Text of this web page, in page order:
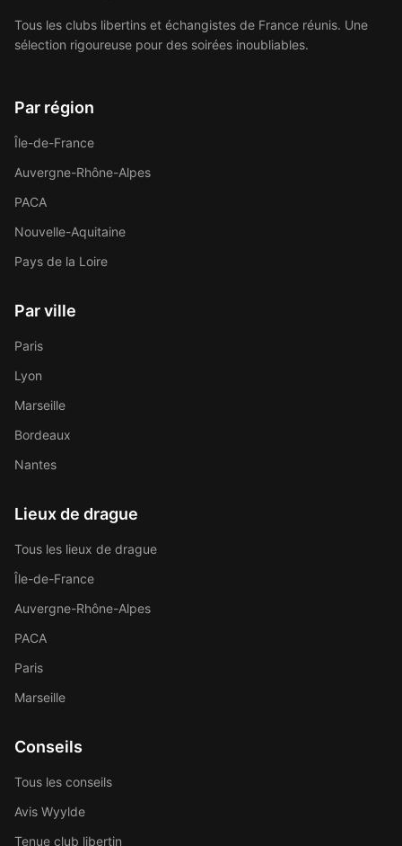
Tous les clubs libertins et échangistes de France réunis. Une
sélection rigoureuse pour des soirées inoubliables.
Par région
Île-de-France
Auvergne-Rhône-Alpes
PACA
Nouvelle-Aquitaine
Pays de la Loire
Par ville
Paris
Lyon
Marseille
Bordeaux
Nantes
Lieux de drague
Tous les lieux de drague
Île-de-France
Auvergne-Rhône-Alpes
PACA
Paris
Marseille
Conseils
Tous les conseils
Avis Wyylde
Tenue club libertin